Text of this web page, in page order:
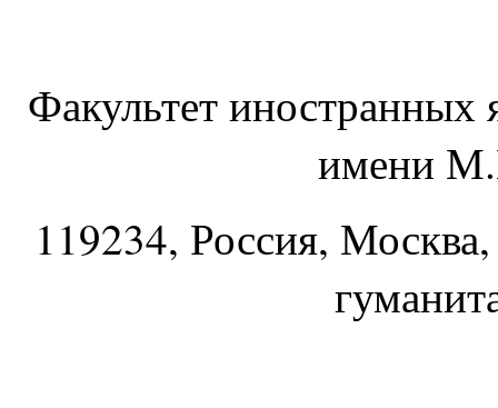
Факультет
имени
119234, Россия,